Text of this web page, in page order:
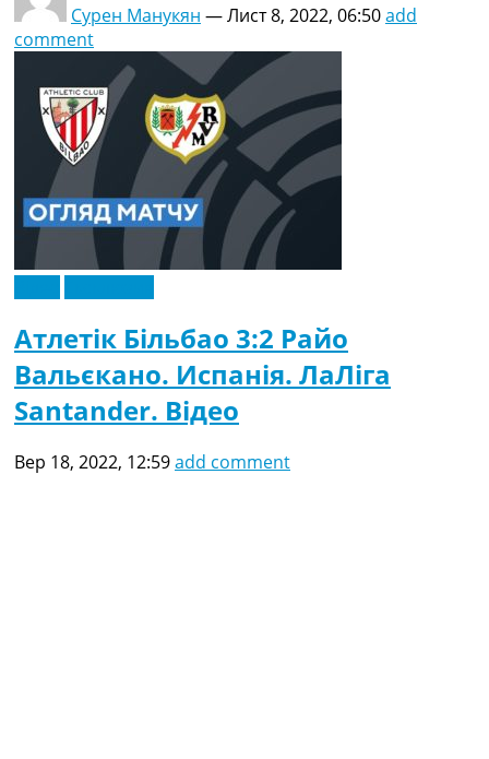
Сурен Манукян —Лист 8, 2022, 06:50add
comment
Атлетік Більбао 3:2 Райо
Вальєкано. Испанія. ЛаЛіга
Santander. Відео
Вер 18, 2022, 12:59add comment